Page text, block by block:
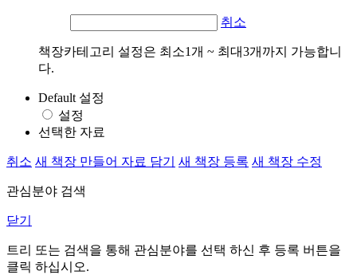
취소
책장카테고리 설정은 최소1개 ~ 최대3개까지 가능합니
다.
Default 설정
설정
선택한 자료
취소 새 책장 만들어 자료 담기 새 책장 등록 새 책장 수정
관심분야 검색
닫기
트리 또는 검색을 통해 관심분야를 선택 하신 후 등록 버튼을
클릭 하십시오.